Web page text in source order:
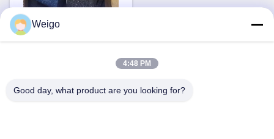
24191736 Capteur de
particules PM pour camion
Weigo
4:48 PM
Good day, what product are you looking for?